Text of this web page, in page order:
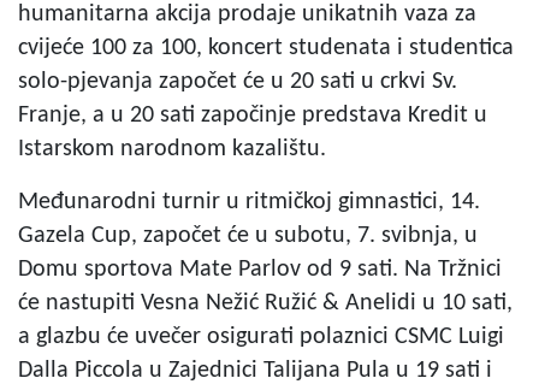
humanitarna akcija prodaje unikatnih vaza za
cvijeće 100 za 100, koncert studenata i studentica
solo-pjevanja započet će u 20 sati u crkvi Sv.
Franje, a u 20 sati započinje predstava Kredit u
Istarskom narodnom kazalištu.
Međunarodni turnir u ritmičkoj gimnastici, 14.
Gazela Cup, započet će u subotu, 7. svibnja, u
Domu sportova Mate Parlov od 9 sati. Na Tržnici
će nastupiti Vesna Nežić Ružić & Anelidi u 10 sati,
a glazbu će uvečer osigurati polaznici CSMC Luigi
Dalla Piccola u Zajednici Talijana Pula u 19 sati i